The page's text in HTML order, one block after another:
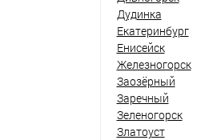
Дудинка
Екатеринбург
Енисейск
Железногорск
Заозёрный
Заречный
Зеленогорск
Златоуст